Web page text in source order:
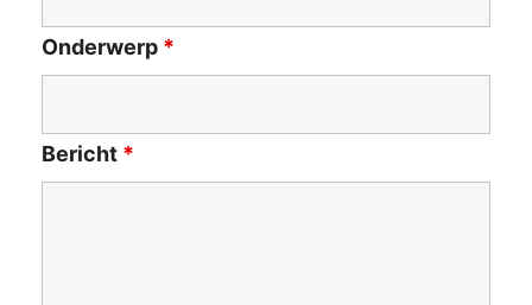
Onderwerp *
Bericht *